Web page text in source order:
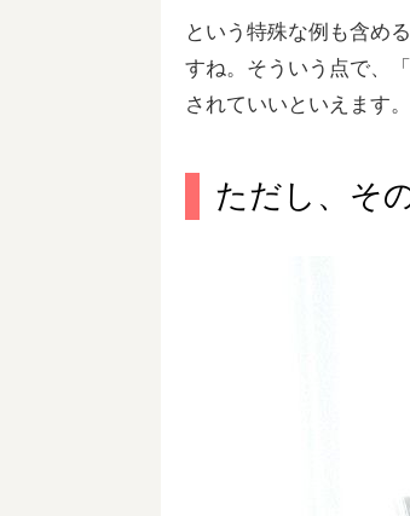
という特殊な例も含め
すね。そういう点で、
されていいといえます。
ただし、そ